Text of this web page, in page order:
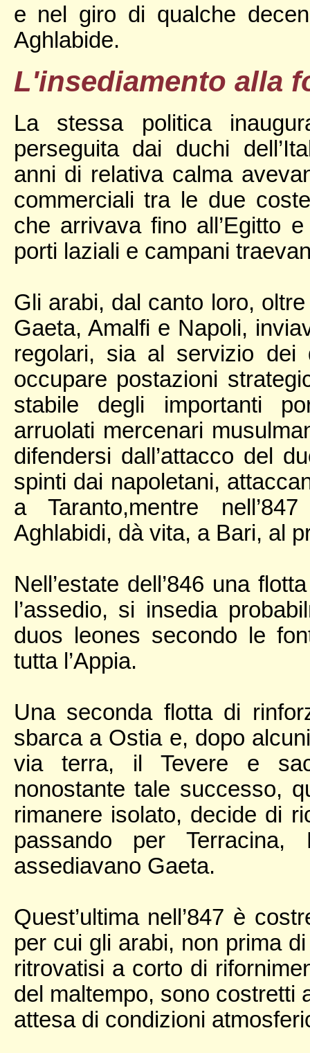
e nel giro di qualche
Aghlabide.
L'insediamento alla
La stessa politica
perseguita dai duchi
anni di relativa calma
commerciali tra le due
che arrivava fino all’Egitto
porti laziali e campani
Gli arabi, dal canto loro,
Gaeta, Amalfi e Napoli,
regolari, sia al servizio dei
occupare postazioni
stabile degli importanti
arruolati mercenari
difendersi dall’attacco del
spinti dai napoletani,
a Taranto,mentre
Aghlabidi, dà vita, a Bari, al
Nell’estate dell’846 una
l’assedio, si insedia
duos leones secondo le
tutta l’Appia.
Una seconda flotta di
sbarca a Ostia e, dopo
via terra, il Tevere e
nonostante tale successo,
rimanere isolato, decide di
passando per
assediavano Gaeta.
Quest’ultima nell’847 è
per cui gli arabi, non prima
ritrovatisi a corto di
del maltempo, sono costretti
attesa di condizioni